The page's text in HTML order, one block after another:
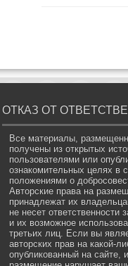
ОТКАЗ ОТ
Все материалы,
получены из открытых
пользователями или
ознакомительных целях в
положениями о
Авторские права на
принадлежат их
не несет ответственности
и их возможное
третьих лиц. Если вы
авторских прав на какой-
опубликованный на сайте,